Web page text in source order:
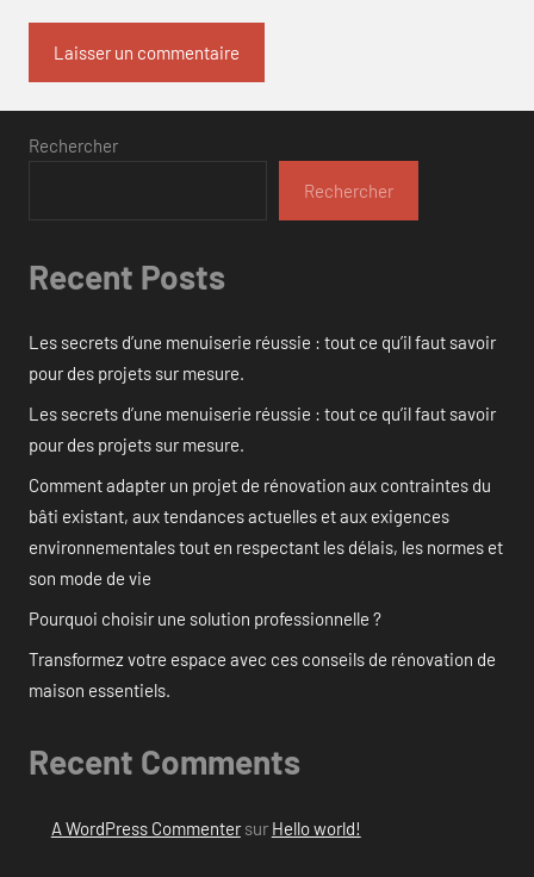
Rechercher
Rechercher
Recent Posts
Les secrets d’une menuiserie réussie : tout ce qu’il faut savoir
pour des projets sur mesure.
Les secrets d’une menuiserie réussie : tout ce qu’il faut savoir
pour des projets sur mesure.
Comment adapter un projet de rénovation aux contraintes du
bâti existant, aux tendances actuelles et aux exigences
environnementales tout en respectant les délais, les normes et
son mode de vie
Pourquoi choisir une solution professionnelle ?
Transformez votre espace avec ces conseils de rénovation de
maison essentiels.
Recent Comments
A WordPress Commentersur Hello world!